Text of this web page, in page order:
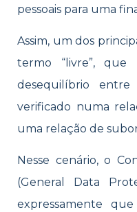
pessoais para uma
Assim, um dos
termo “livre”, que
desequilíbrio
verificado numa
uma relação de
Nesse cenário, o
(General Data
expressamente que